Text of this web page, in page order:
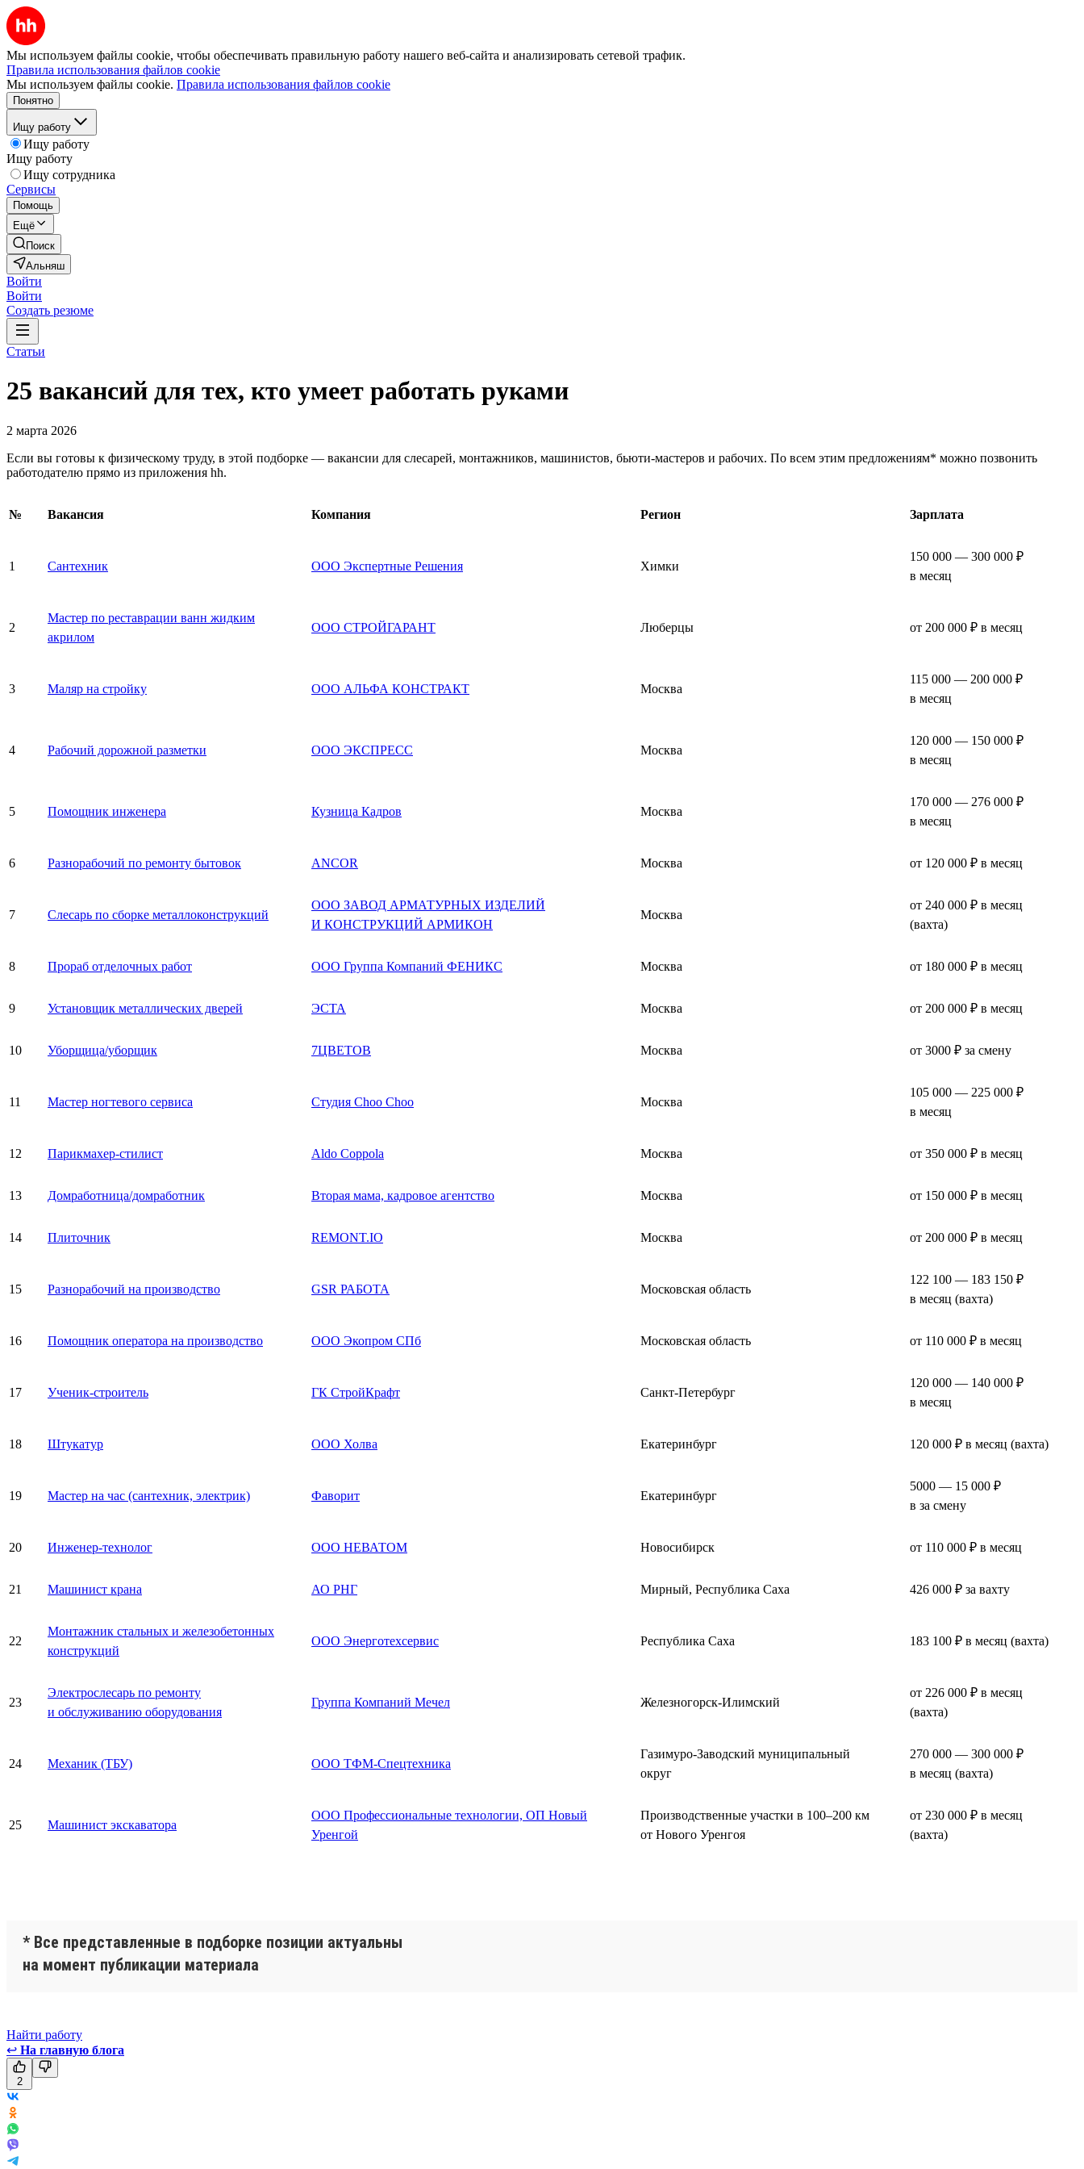
Мы используем файлы cookie, чтобы обеспечивать правильную работу нашего веб-сайта и анализировать сетевой трафик.
Правила использования файлов cookie
Мы используем файлы cookie. Правила использования файлов cookie
Понятно
Ищу работу
Ищу работу
Ищу работу
Ищу сотрудника
Сервисы
Помощь
Ещё
Поиск
Альняш
Войти
Войти
Создать резюме
Статьи
25 вакансий для тех, кто умеет работать руками
2 марта 2026
Если вы готовы к физическому труду, в этой подборке — вакансии для слесарей, монтажников, машинистов, бьюти-мастеров и рабочих. По всем этим предложениям* можно позвонить
работодателю прямо из приложения hh.
№ Вакансия Компания Регион Зарплата
1 Сантехник ООО Экспертные Решения Химки
150 000 — 300 000 ₽
в месяц
2
Мастер по реставрации ванн жидким
акрилом
ООО СТРОЙГАРАНТ Люберцы от 200 000 ₽ в месяц
3 Маляр на стройку ООО АЛЬФА КОНСТРАКТ Москва
115 000 — 200 000 ₽
в месяц
4 Рабочий дорожной разметки ООО ЭКСПРЕСС Москва
120 000 — 150 000 ₽
в месяц
5 Помощник инженера Кузница Кадров Москва
170 000 — 276 000 ₽
в месяц
6 Разнорабочий по ремонту бытовок ANCOR Москва от 120 000 ₽ в месяц
7 Слесарь по сборке металлоконструкций
ООО ЗАВОД АРМАТУРНЫХ ИЗДЕЛИЙ
И КОНСТРУКЦИЙ АРМИКОН
Москва
от 240 000 ₽ в месяц
(вахта)
8 Прораб отделочных работ ООО Группа Компаний ФЕНИКС Москва от 180 000 ₽ в месяц
9 Установщик металлических дверей ЭСТА Москва от 200 000 ₽ в месяц
10 Уборщица/уборщик 7ЦВЕТОВ Москва от 3000 ₽ за смену
11 Мастер ногтевого сервиса Студия Choo Choo Москва
105 000 — 225 000 ₽
в месяц
12 Парикмахер-стилист Aldo Coppola Москва от 350 000 ₽ в месяц
13 Домработница/домработник Вторая мама, кадровое агентство Москва от 150 000 ₽ в месяц
14 Плиточник REMONT.IO Москва от 200 000 ₽ в месяц
15 Разнорабочий на производство GSR РАБОТА Московская область
122 100 — 183 150 ₽
в месяц (вахта)
16 Помощник оператора на производство ООО Экопром СПб Московская область от 110 000 ₽ в месяц
17 Ученик-строитель ГК СтройКрафт Санкт-Петербург
120 000 — 140 000 ₽
в месяц
18 Штукатур ООО Холва Екатеринбург 120 000 ₽ в месяц (вахта)
19 Мастер на час (сантехник, электрик) Фаворит Екатеринбург
5000 — 15 000 ₽
в за смену
20 Инженер-технолог ООО НЕВАТОМ Новосибирск от 110 000 ₽ в месяц
21 Машинист крана АО РНГ Мирный, Республика Саха 426 000 ₽ за вахту
22
Монтажник стальных и железобетонных
конструкций
ООО Энерготехсервис Республика Саха 183 100 ₽ в месяц (вахта)
23
Электрослесарь по ремонту
и обслуживанию оборудования
Группа Компаний Мечел Железногорск-Илимский
от 226 000 ₽ в месяц
(вахта)
24 Механик (ТБУ) ООО ТФМ-Спецтехника
Газимуро-Заводский муниципальный
округ
270 000 — 300 000 ₽
в месяц (вахта)
25 Машинист экскаватора
ООО Профессиональные технологии, ОП Новый
Уренгой
Производственные участки в 100–200 км
от Нового Уренгоя
от 230 000 ₽ в месяц
(вахта)
* Все представленные в подборке позиции актуальны
на момент публикации материала
Найти работу
↩ На главную блога
2